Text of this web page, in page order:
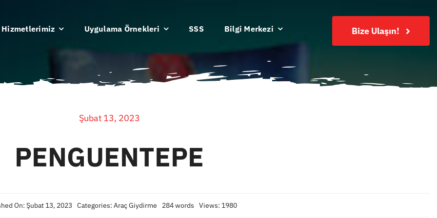
Hizmetlerimiz Uygulama Örnekleri SSS Bilgi Merkezi Bize Ulaşın!
Şubat 13, 2023
PENGUENTEPE
On: Şubat 13, 2023 Categories: Araç Giydirme 284 words Views: 1980